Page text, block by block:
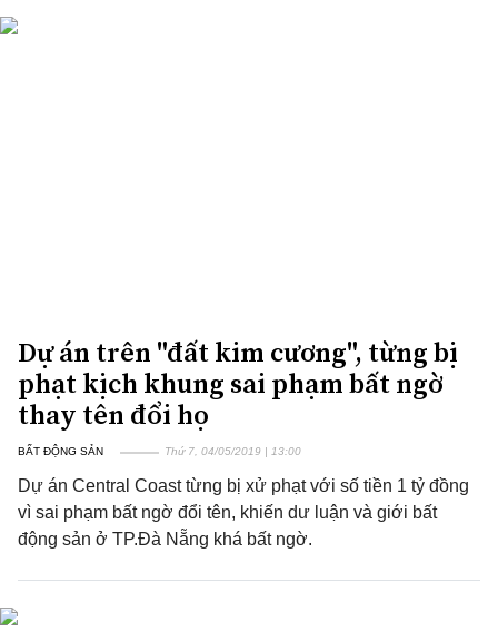
Dự án trên "đất kim cương", từng bị
phạt kịch khung sai phạm bất ngờ
thay tên đổi họ
BẤT ĐỘNG SẢN Thứ 7, 04/05/2019 | 13:00
Dự án Central Coast từng bị xử phạt với số tiền 1 tỷ đồng
vì sai phạm bất ngờ đổi tên, khiến dư luận và giới bất
động sản ở TP.Đà Nẵng khá bất ngờ.